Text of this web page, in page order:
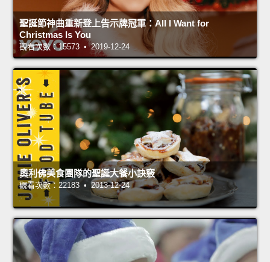
聖誕節神曲重新登上告示牌冠軍：All I Want for
Christmas Is You
觀看次數：15573 • 2019-12-24
奧利佛美食團隊的聖誕大餐小訣竅
觀看次數：22183 • 2013-12-24